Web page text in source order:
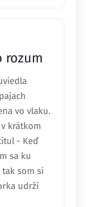
rozum
vo vlaku.
krátkom
- Keď
sa ku
som si
udrží